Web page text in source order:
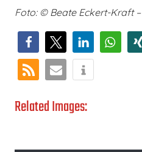
Foto: © Beate Eckert-Kraft –
Related Images: